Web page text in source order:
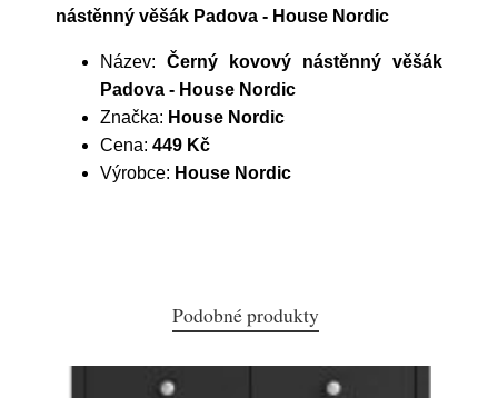
nástěnný věšák Padova - House Nordic
Název: Černý kovový nástěnný věšák
Padova - House Nordic
Značka: House Nordic
Cena: 449 Kč
Výrobce: House Nordic
Podobné produkty